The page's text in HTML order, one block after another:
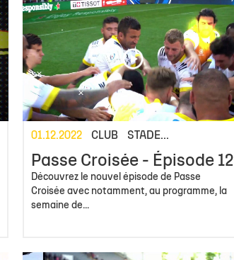
01.12.2022 CLUB STADE...
Passe Croisée - Épisode 12
Découvrez le nouvel épisode de Passe
Croisée avec notamment, au programme, la
semaine de...